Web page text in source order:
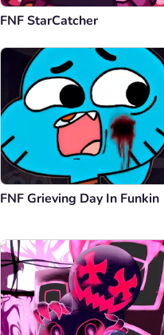
FNF StarCatcher
FNF Grieving Day In Funkin